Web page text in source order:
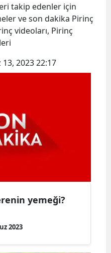
takip edenler için
ve son dakika Pirinç
videoları, Pirinç
2023 22:17
yemeği?
2023